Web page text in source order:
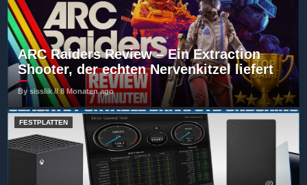
ARC Raiders Review – Ein Extraction
Shooter, der echten Nervenkitzel liefert
By sisslik // 8 Monaten ago
FESTPLATTEN